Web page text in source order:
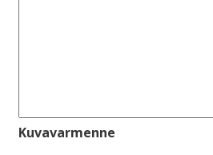
Kuvavarmenne